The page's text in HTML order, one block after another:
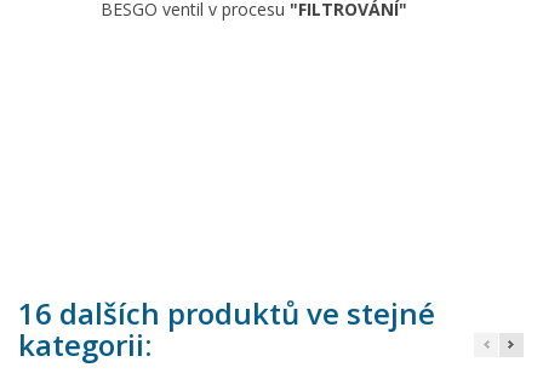
BESGO ventil v procesu "FILTROVÁNÍ"
16 dalších produktů ve stejné
kategorii: